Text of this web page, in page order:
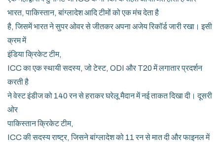
भारत, पाकिस्तान, बांग्लादेश आदि टीमों को एक मंच देता है
है, जिसमें भारत ने सुपर ओवर से जीतकर अपना अजेय रिकॉर्ड जारी रखा। इसी
क्रम में
इंडिया क्रिकेट टीम,
ICC का एक स्थायी सदस्य, जो टेस्ट, ODI और T20 में लगातार प्रदर्शन
करती है
ने वेस्ट इंडीज को 140 रन से हराकर घरेलू मैदान में नई ताकत दिखा दी। दूसरी
ओर
पाकिस्तान क्रिकेट टीम,
ICC की सदस्य राष्ट्र, जिसने बांग्लादेश को 11 रन से मात दी और फाइनल में